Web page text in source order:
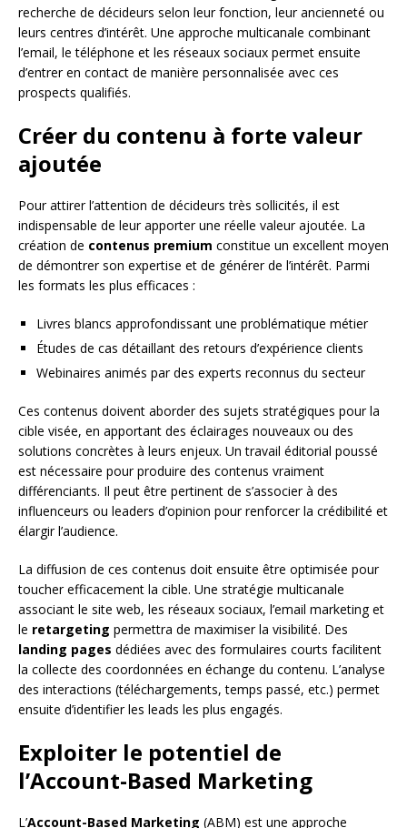
recherche de décideurs selon leur fonction, leur ancienneté ou
leurs centres d’intérêt. Une approche multicanale combinant
l’email, le téléphone et les réseaux sociaux permet ensuite
d’entrer en contact de manière personnalisée avec ces
prospects qualifiés.
Créer du contenu à forte valeur
ajoutée
Pour attirer l’attention de décideurs très sollicités, il est
indispensable de leur apporter une réelle valeur ajoutée. La
création de contenus premium constitue un excellent moyen
de démontrer son expertise et de générer de l’intérêt. Parmi
les formats les plus efficaces :
Livres blancs approfondissant une problématique métier
Études de cas détaillant des retours d’expérience clients
Webinaires animés par des experts reconnus du secteur
Ces contenus doivent aborder des sujets stratégiques pour la
cible visée, en apportant des éclairages nouveaux ou des
solutions concrètes à leurs enjeux. Un travail éditorial poussé
est nécessaire pour produire des contenus vraiment
différenciants. Il peut être pertinent de s’associer à des
influenceurs ou leaders d’opinion pour renforcer la crédibilité et
élargir l’audience.
La diffusion de ces contenus doit ensuite être optimisée pour
toucher efficacement la cible. Une stratégie multicanale
associant le site web, les réseaux sociaux, l’email marketing et
le retargeting permettra de maximiser la visibilité. Des
landing pages dédiées avec des formulaires courts facilitent
la collecte des coordonnées en échange du contenu. L’analyse
des interactions (téléchargements, temps passé, etc.) permet
ensuite d’identifier les leads les plus engagés.
Exploiter le potentiel de
l’Account-Based Marketing
L’Account-Based Marketing (ABM) est une approche